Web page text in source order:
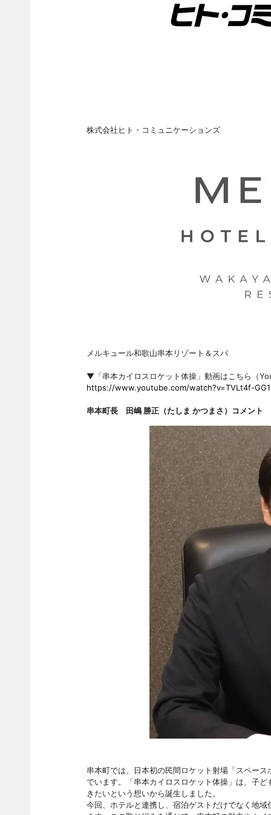
株式会社ヒト・コミュニケーションズ
メルキュール和歌山串本リゾート＆スパ
▼「串本カイロスロケット体操」動画はこちら（
https://www.youtube.com/watch?v=TVLt4f-
串本町長 田嶋 勝正（たしま かつまさ）コメント
串本町では、日本初の民間ロケット射場「スペー
でいます。「串本カイロスロケット体操」は、子
きたいという想いから誕生しました。
今回、ホテルと連携し、宿泊ゲストだけでなく地